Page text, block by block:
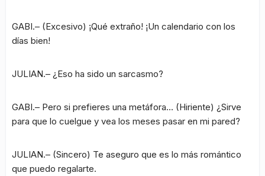
GABI.– (Excesivo) ¡Qué extraño! ¡Un calendario con los
días bien!
JULIAN.– ¿Eso ha sido un sarcasmo?
GABI.– Pero si prefieres una metáfora… (Hiriente) ¿Sirve
para que lo cuelgue y vea los meses pasar en mi pared?
JULIAN.– (Sincero) Te aseguro que es lo más romántico
que puedo regalarte.